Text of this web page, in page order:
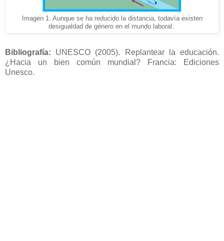
Imagen 1. Aunque se ha reducido la distancia, todavía existen
desigualdad de género en el mundo laboral.
Bibliografía: UNESCO (2005). Replantear la educación.
¿Hacia un bien común mundial? Francia: Ediciones
Unesco.